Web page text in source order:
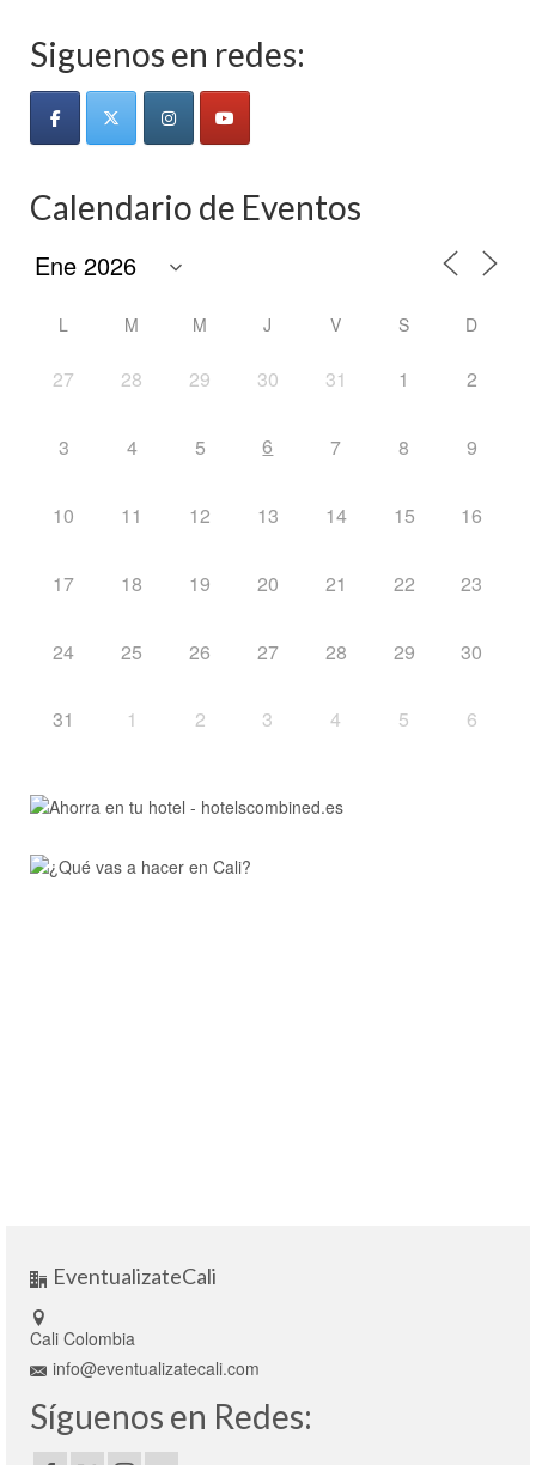
Siguenos en redes:
Calendario de Eventos
L M M J V S D
27 28 29 30 31 1 2
3 4 5 6 7 8 9
10 11 12 13 14 15 16
17 18 19 20 21 22 23
24 25 26 27 28 29 30
31 1 2 3 4 5 6
EventualizateCali
Cali Colombia
info@eventualizatecali.com
Síguenos en Redes: